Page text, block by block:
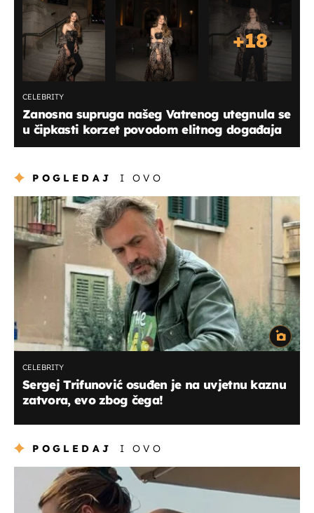
+18
CELEBRITY
Zanosna supruga našeg Vatrenog utegnula se
u čipkasti korzet povodom elitnog događaja
POGLEDAJ I OVO
CELEBRITY
Sergej Trifunović osuđen je na uvjetnu kaznu
zatvora, evo zbog čega!
POGLEDAJ I OVO